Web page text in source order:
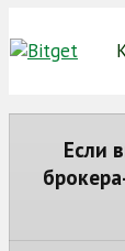
Если